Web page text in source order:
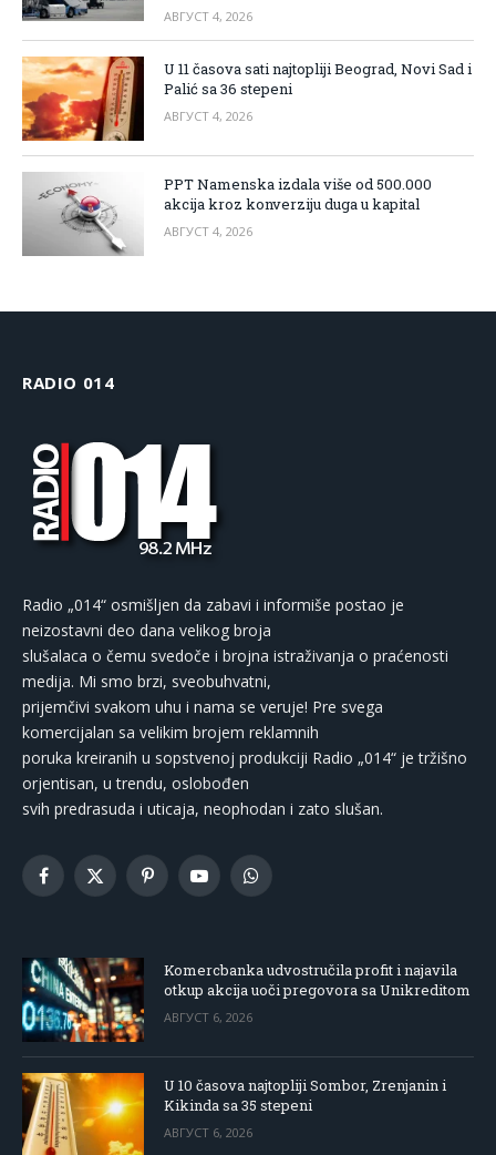
АВГУСТ 4, 2026
U 11 časova sati najtopliji Beograd, Novi Sad i
Palić sa 36 stepeni
АВГУСТ 4, 2026
PPT Namenska izdala više od 500.000
akcija kroz konverziju duga u kapital
АВГУСТ 4, 2026
RADIO 014
Radio „014“ osmišljen da zabavi i informiše postao je
neizostavni deo dana velikog broja
slušalaca o čemu svedoče i brojna istraživanja o praćenosti
medija. Mi smo brzi, sveobuhvatni,
prijemčivi svakom uhu i nama se veruje! Pre svega
komercijalan sa velikim brojem reklamnih
poruka kreiranih u sopstvenoj produkciji Radio „014“ je tržišno
orjentisan, u trendu, oslobođen
svih predrasuda i uticaja, neophodan i zato slušan.
Facebook
X
PinterestYouTubeWhatsApp
Komercbanka udvostručila profit i najavila
otkup akcija uoči pregovora sa Unikreditom
АВГУСТ 6, 2026
U 10 časova najtopliji Sombor, Zrenjanin i
Kikinda sa 35 stepeni
АВГУСТ 6, 2026